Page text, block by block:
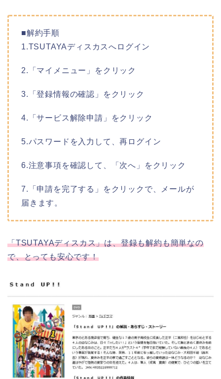
■解約手順
1.TSUTAYAディスカスへログイン
2.「マイメニュー」をクリック
3.「登録情報の確認」をクリック
4.「サービス解除申請」をクリック
5.パスワードを入力して、再ログイン
6.注意事項を確認して、「次へ」をクリック
7.「申請を完了する」をクリックで、メールが
届きます。
「TSUTAYAディスカス」は、登録も解約も簡単なの
で、とっても安心です！